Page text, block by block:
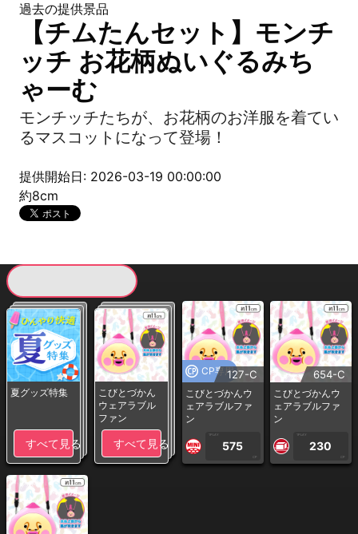
過去の提供景品
【チムたんセット】モンチ
ッチ お花柄ぬいぐるみち
ゃーむ
モンチッチたちが、お花柄のお洋服を着てい
るマスコットになって登場！
提供開始日: 2026-03-19 00:00:00
約8cm
夏グッズ特集
すべて見る
こびとづかん
ウェアラブル
ファン
すべて見る
CP専用127-C
こびとづかんウ
ェアラブルファ
ン
1PLAY
575
CP
654-C
こびとづかんウ
ェアラブルファ
ン
1PLAY
230
CP